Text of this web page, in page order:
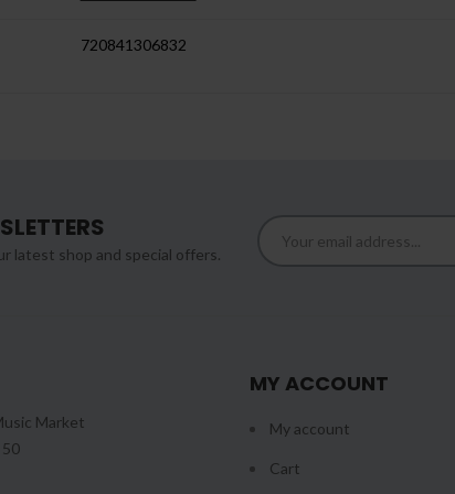
720841306832
latest shop and special offers.
Market
50
MY ACCOUNT
My account
Cart